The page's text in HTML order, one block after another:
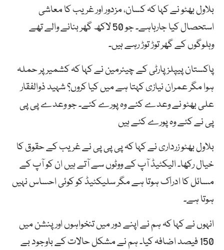
بلاول بھٹو نے کہا کہ کسان، مزدور اور غریب کا معاشی
استحصال کیا جارہاہے۔ جو 50 لاکھ گھر بنانے والے تھے
وہلوگوں کے گھر توڑ توڑ رہے ہیں۔
پاکستان پیپلزپارٹی کے چیئرمین نے کہا کہ کشمیر پر حملہ
ہوا مگر عمران نیازی کہتا ہے میں کیا کروں؟ شہید ذوالفقار
علی بھٹو نے وعدے کئے وہ پورے کئے۔ جو وعدے پی پی
پی نے کئے وہ پورے کئے ہیں
بلاول بھٹو زرداری نے کہا کہ پی پی پی نے غریب کے حقوق کا
خیال رکھا۔ الیکٹیڈ آپ کے ووٹوں سے آتے ہیں ان کو آپ کے
مسائل کا ادراک ہوتا ہے مگر سلیکٹیڈ کو کوئی احساس نہیں
ہوتا ہے۔
انہوں نے کہا کہ ہم نے اپنے دور میں تنخواہوں اور پنشن میں
150 فیصد اضافہ کیا۔ ہم نے مشکل حالات کے باوجود بے